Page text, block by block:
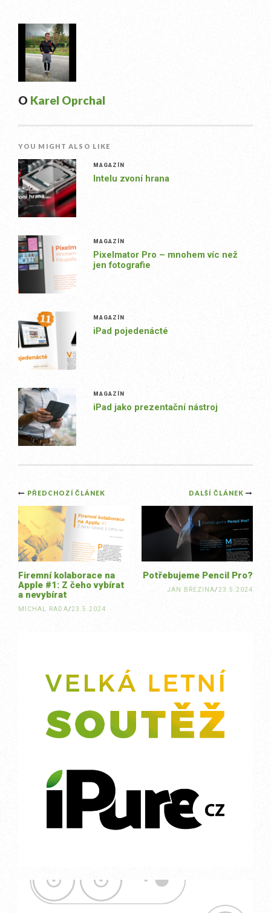
O Karel Oprchal
YOU MIGHT ALSO LIKE
MAGAZÍN
Intelu zvoní hrana
MAGAZÍN
Pixelmator Pro – mnohem víc než
jen fotografie
MAGAZÍN
iPad pojedenácté
MAGAZÍN
iPad jako prezentační nástroj
Post
navigation
DALŠÍ ČLÁNEK
Potřebujeme Pencil Pro?
JAN BŘEZINA/23.5.2024
PŘEDCHOZÍ ČLÁNEK
Firemní kolaborace na
Apple #1: Z čeho vybírat
a nevybírat
MICHAL RADA/23.5.2024